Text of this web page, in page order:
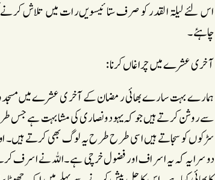
اس لئے لیلۃ القدر کو صرف ستائیسویں رات میں تلاش
چاہئے۔
آخری عشرے میں چراغاں کرنا:
ہمارے بہت سارے بھائی رمضان کے آخری عشرے میں مسجدوں
سے روشن کرتے ہیں جو کہ یہود ونصاری کی مشابہت ہے جس
سڑکوں کو سجاتے ہیں اسی طرح طرح یہ لوگ بھی کرتے
دوسرا یہ کہ یہ اسراف اور فضول خرچی ہے ۔اللہ نے اسرف